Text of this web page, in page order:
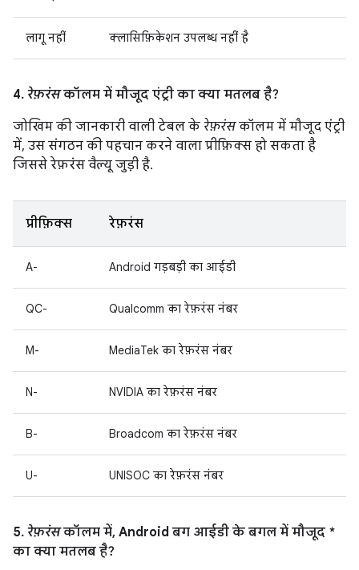
लागू नहीं क्लासिफ़िकेशन उपलब्ध नहीं है
4. रेफ़रंसकॉलम में मौजूद एंट्री का क्या मतलब है?
जोखिम की जानकारी वाली टेबल के रेफ़रंसकॉलम में मौजूद एंट्री
में, उस संगठन की पहचान करने वाला प्रीफ़िक्स हो सकता है
जिससे रेफ़रंस वैल्यू जुड़ी है.
प्रीफ़िक्स रेफ़रंस
A- Android गड़बड़ी का आईडी
QC- Qualcomm का रेफ़रंस नंबर
M- MediaTek का रेफ़रंस नंबर
N- NVIDIA का रेफ़रंस नंबर
B- Broadcom का रेफ़रंस नंबर
U- UNISOC का रेफ़रंस नंबर
5. रेफ़रंसकॉलम में, Android बग आईडी के बगल में मौजूद *
का क्या मतलब है?